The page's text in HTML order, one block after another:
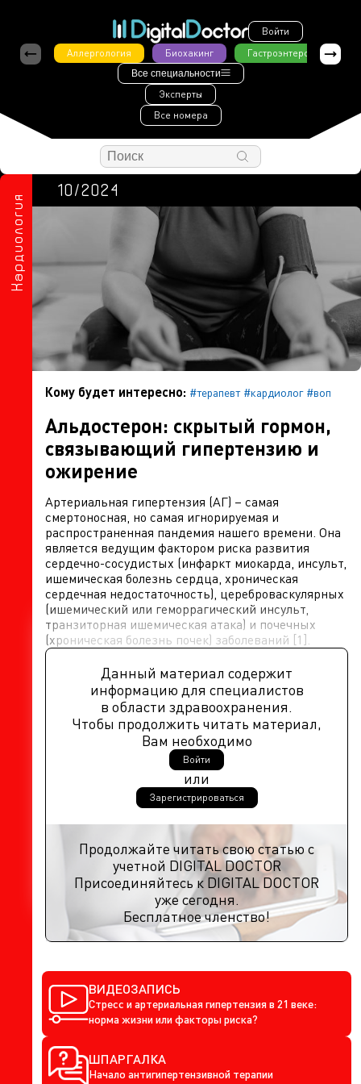
Войти
Аллергология
Биохакинг Гастроэнтерология
Все специальности
Эксперты
Все номера
Кардиология
10/2024
Кому будет интересно: #терапевт #кардиолог #воп
Альдостерон: скрытый гормон,
связывающий гипертензию и
ожирение
Артериальная гипертензия (АГ) – самая
смертоносная, но самая игнорируемая и
распространенная пандемия нашего времени. Она
является ведущим фактором риска развития
сердечно-сосудистых (инфаркт миокарда, инсульт,
ишемическая болезнь сердца, хроническая
сердечная недостаточность), цереброваскулярных
(ишемический или геморрагический инсульт,
транзиторная ишемическая атака) и почечных
(хроническая болезнь почек) заболеваний [1].
Данный материал содержит
информацию для специалистов
в области здравоохранения.
Чтобы продолжить читать материал,
Вам необходимо
Войти
или
Зарегистрироваться
Продолжайте читать свою статью с
учетной DIGITAL DOCTOR
Присоединяйтесь к DIGITAL DOCTOR
уже сегодня.
Бесплатное членство!
ВИДЕОЗАПИСЬ
Стресс и артериальная гипертензия в 21 веке:
норма жизни или факторы риска?
ШПАРГАЛКА
Начало антигипертензивной терапии